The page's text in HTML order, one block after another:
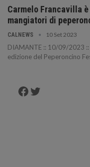
Carmelo Francavilla
mangiatori di
CALNEWS 10 Set 2023
DIAMANTE :: 10/09/2023
edizione del Peperoncino
Facebook
Twitter